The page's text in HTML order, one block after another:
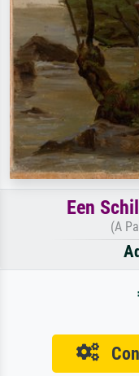
Een
(A